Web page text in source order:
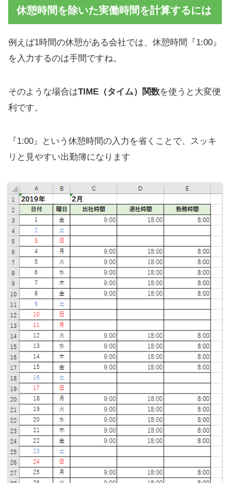
休憩時間を除いた実働時間を計算するには
例えば1時間の休憩がある会社では、休憩時間『1:00』
を入力するのは手間ですね。
そのような場合はTIME（タイム）関数を使うと大変便
利です。
『1:00』という休憩時間の入力を省くことで、スッキ
リと見やすい出勤簿になります